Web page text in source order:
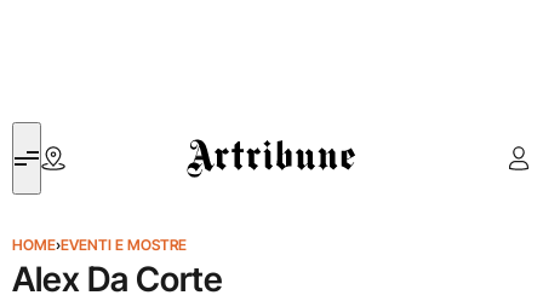
Artribune
HOME›EVENTI E MOSTRE
Alex Da Corte